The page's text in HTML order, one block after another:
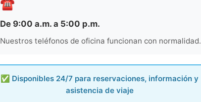
☎️
De 9:00 a.m. a 5:00 p.m.
Nuestros teléfonos de oficina funcionan con normalidad.
✅ Disponibles 24/7 para reservaciones, información y
asistencia de viaje